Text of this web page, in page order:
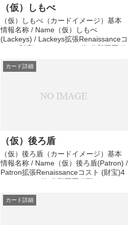
（仮）しもべ
（仮）しもべ（カードイメージ）基本
情報名称 / Name（仮）しもべ
(Lackeys) / Lackeys拡張Renaissanceコ
スト (財宝)2コスト (その他)分類王国種
備中
カード詳細
（仮）後ろ盾
（仮）後ろ盾（カードイメージ）基本
情報名称 / Name（仮）後ろ盾(Patron) /
Patron拡張Renaissanceコスト (財宝)4
コスト (その他)分類王国種類アクショ
モ準備中
カード詳細